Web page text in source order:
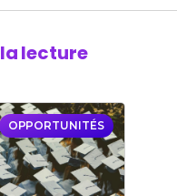
la lecture
OPPORTUNITÉS